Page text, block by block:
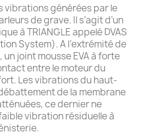
vibrations générées par le
de grave. Il s’agit d’un
à TRIANGLE appelé DVAS
System). A l’extrémité de
joint mousse EVA à forte
entre le moteur du
Les vibrations du haut-
de la membrane
ce dernier ne
vibration résiduelle à